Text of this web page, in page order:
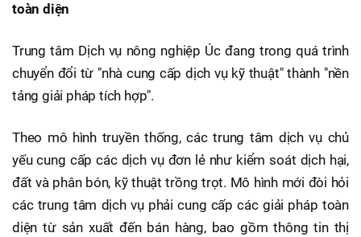
toàn diện
Trung tâm Dịch vụ nông nghiệp Úc đang trong quá trình
chuyển đổi từ "nhà cung cấp dịch vụ kỹ thuật" thành "nền
tảng giải pháp tích hợp".
Theo mô hình truyền thống, các trung tâm dịch vụ chủ
yếu cung cấp các dịch vụ đơn lẻ như kiểm soát dịch hại,
đất và phân bón, kỹ thuật trồng trọt. Mô hình mới đòi hỏi
các trung tâm dịch vụ phải cung cấp các giải pháp toàn
diện từ sản xuất đến bán hàng, bao gồm thông tin thị